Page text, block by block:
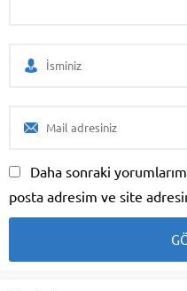
Daha sonraki
posta adresim ve site